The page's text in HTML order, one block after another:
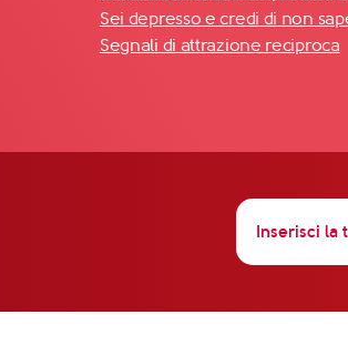
Sei depresso e credi di non
Segnali di attrazione reciproca